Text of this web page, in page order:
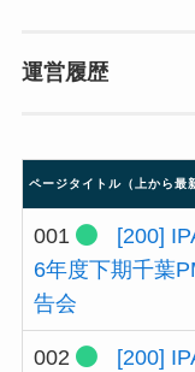
運営履歴
ページタイトル（上から最
001 [200]
6年度下期千葉
告会
002 [200]